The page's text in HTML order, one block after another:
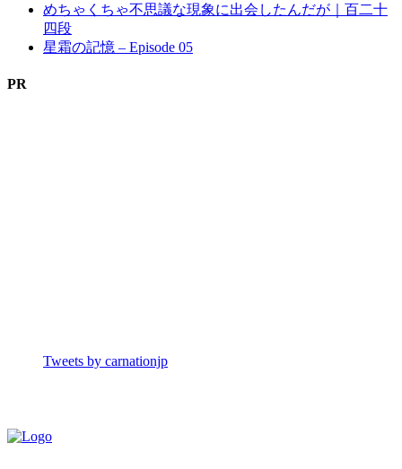
めちゃくちゃ不思議な現象に出会したんだが｜百二十
四段
星霜の記憶 – Episode 05
PR
Tweets by carnationjp